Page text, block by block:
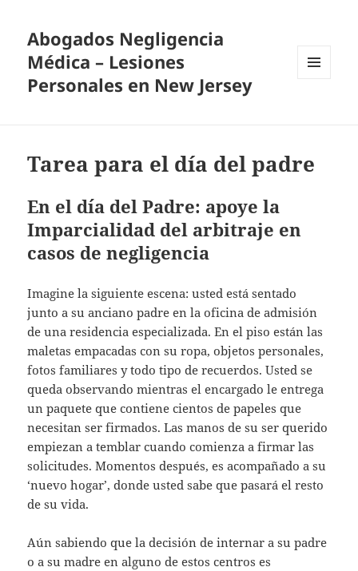
Abogados Negligencia
Médica – Lesiones
Personales en New Jersey
Tarea para el día del padre
En el día del Padre: apoye la
Imparcialidad del arbitraje en
casos de negligencia
Imagine la siguiente escena: usted está sentado
junto a su anciano padre en la oficina de admisión
de una residencia especializada. En el piso están las
maletas empacadas con su ropa, objetos personales,
fotos familiares y todo tipo de recuerdos. Usted se
queda observando mientras el encargado le entrega
un paquete que contiene cientos de papeles que
necesitan ser firmados. Las manos de su ser querido
empiezan a temblar cuando comienza a firmar las
solicitudes. Momentos después, es acompañado a su
‘nuevo hogar’, donde usted sabe que pasará el resto
de su vida.
Aún sabiendo que la decisión de internar a su padre
o a su madre en alguno de estos centros es